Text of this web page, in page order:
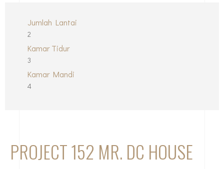
Jumlah Lantai
2
Kamar Tidur
3
Kamar Mandi
4
PROJECT 152 MR. DC HOUSE